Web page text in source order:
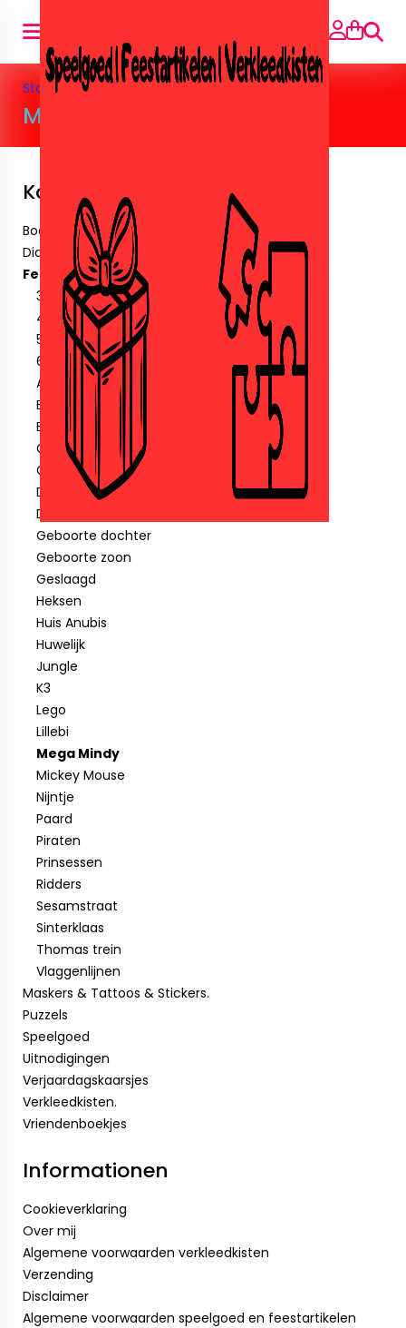
Suche
Startseite» Feestartikelen »Mega Mindy
Mega Mindy
Kategorien
Boeken
Diamant paintingen.
Feestartikelen
30 Jaar
40 jaar
50 jaar
60 jaar
Amika
Ballonnen
Blauwe piraat
Cars
Clown
Diverse feestartikelen
Donald Duck
Geboorte dochter
Geboorte zoon
Geslaagd
Heksen
Huis Anubis
Huwelijk
Jungle
K3
Lego
Lillebi
Mega Mindy
Mickey Mouse
Nijntje
Paard
Piraten
Prinsessen
Ridders
Sesamstraat
Sinterklaas
Thomas trein
Vlaggenlijnen
Maskers & Tattoos & Stickers.
Puzzels
Speelgoed
Uitnodigingen
Verjaardagskaarsjes
Verkleedkisten.
Vriendenboekjes
Informationen
Cookieverklaring
Over mij
Algemene voorwaarden verkleedkisten
Verzending
Disclaimer
Algemene voorwaarden speelgoed en feestartikelen